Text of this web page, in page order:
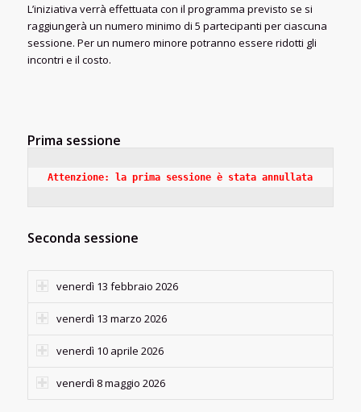
L’iniziativa verrà effettuata con il programma previsto se si
raggiungerà un numero minimo di 5 partecipanti per ciascuna
sessione. Per un numero minore potranno essere ridotti gli
incontri e il costo.
Prima sessione
Attenzione: la prima sessione è stata annullata
Seconda sessione
venerdì 13 febbraio 2026
venerdì 13 marzo 2026
venerdì 10 aprile 2026
venerdì 8 maggio 2026